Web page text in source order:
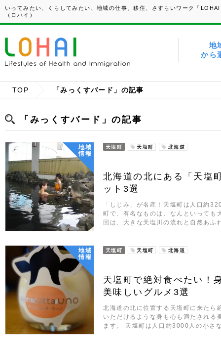
いってみたい、くらしてみたい、地域の仕事、移住、さすらいワーク「
（ロハイ）
地
から
TOP 「みっくすバード」の記事
「みっくすバード」の記事
地域
情報
天塩町 天塩町 北海道
北海道の北にある「天塩
ット3選
「しじみ」が名産！天塩町は人口約
町で、有名なものは、なんといっても
回は、大きな天塩川の流れと自然あ
地域
情報
天塩町 天塩町 北海道
天塩町で絶対食べたい！
美味しいグルメ3選
北海道の北に位置する天塩町に来たら
いただけるような身も心も満たされる
ます。 天塩町は人口約3000人の小さ